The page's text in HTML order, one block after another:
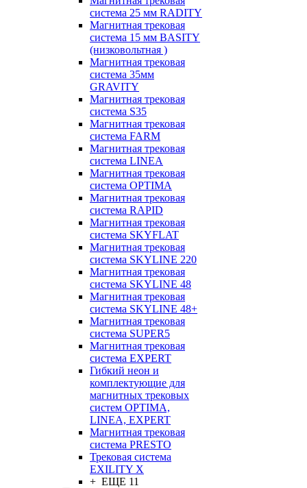
система 25 мм RADITY
Магнитная трековая
система 15 мм BASITY
(низковольтная )
Магнитная трековая
система 35мм
GRAVITY
Магнитная трековая
система S35
Магнитная трековая
система FARM
Магнитная трековая
система LINEA
Магнитная трековая
система OPTIMA
Магнитная трековая
система RAPID
Магнитная трековая
система SKYFLAT
Магнитная трековая
система SKYLINE 220
Магнитная трековая
система SKYLINE 48
Магнитная трековая
система SKYLINE 48+
Магнитная трековая
система SUPER5
Магнитная трековая
система EXPERT
Гибкий неон и
комплектующие для
магнитных трековых
систем OPTIMA,
LINEA, EXPERT
Магнитная трековая
система PRESTO
Трековая система
EXILITY X
+ ЕЩЕ 11